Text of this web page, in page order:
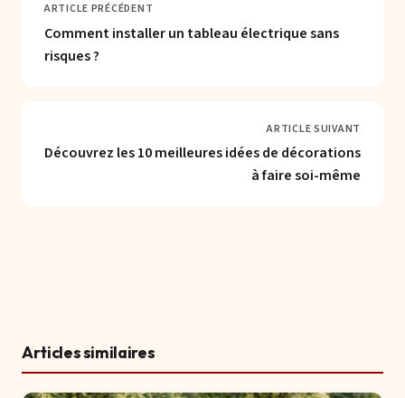
ARTICLE PRÉCÉDENT
Comment installer un tableau électrique sans
risques ?
ARTICLE SUIVANT
Découvrez les 10 meilleures idées de décorations
à faire soi-même
Articles similaires